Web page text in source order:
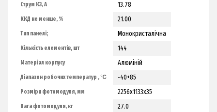
Струм КЗ, А 13.78
ККД не менше, % 21.00
Тип панелі; Монокристалічна
Кількість елементів, шт 144
Матеріал корпусу Алюміній
Діапазон робочих температур , ℃ -40+85
Розміри фотомодуля, мм 2256х1133х35
Вага фотомодуля, кг 27.0